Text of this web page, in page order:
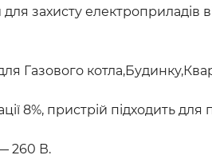
захисту електроприладів
Газового
8%, пристрій підходить
260 В.